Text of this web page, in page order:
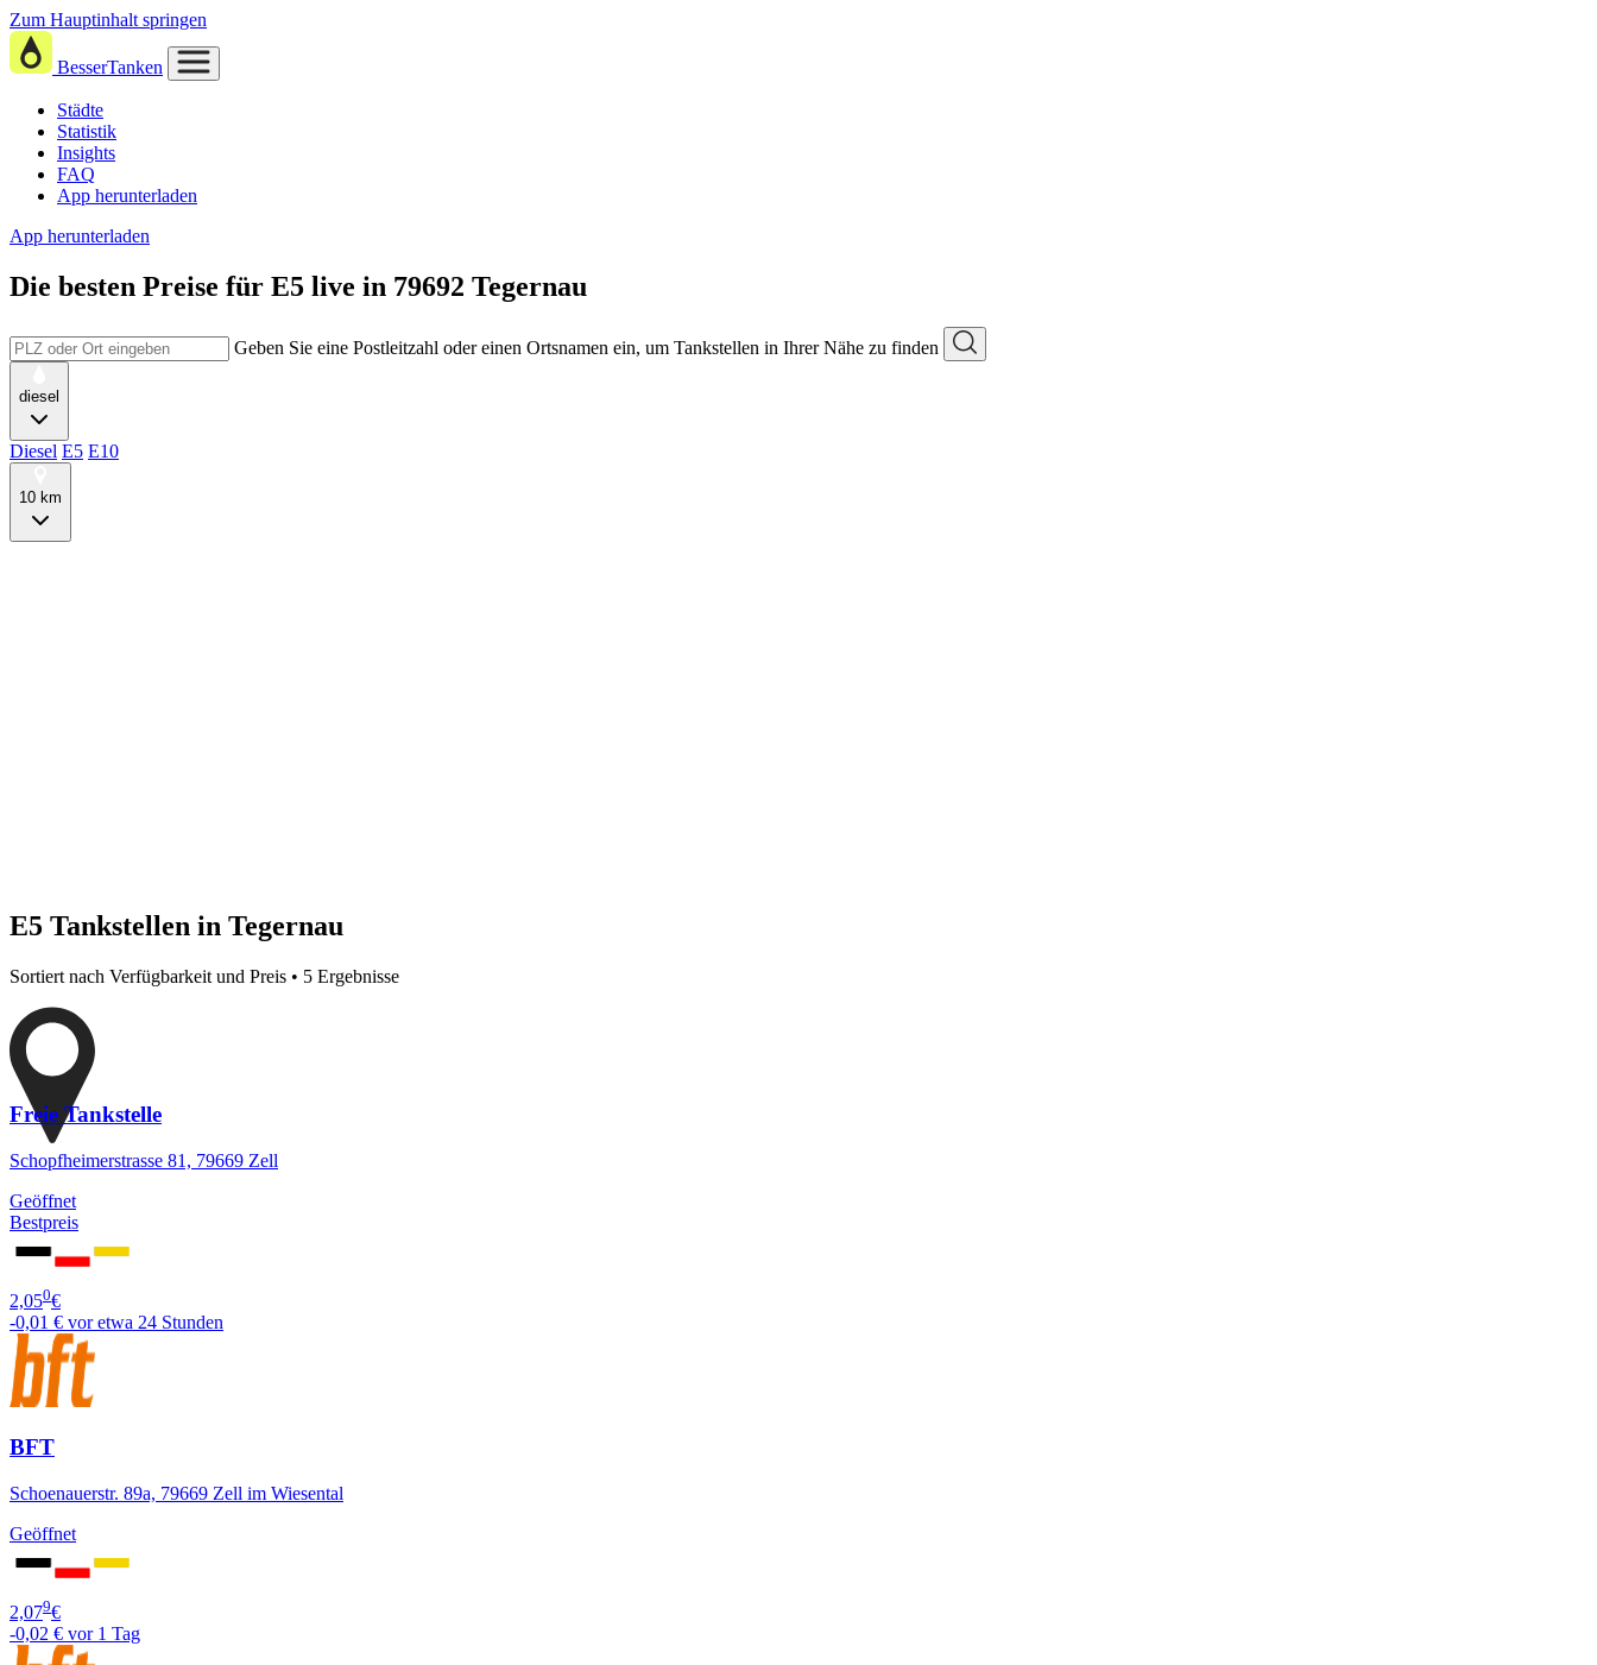
Zum Hauptinhalt springen
BesserTanken
Städte
Statistik
Insights
FAQ
App herunterladen
App herunterladen
Die besten Preise für E5 live in 79692 Tegernau
Geben Sie eine Postleitzahl oder einen Ortsnamen ein, um Tankstellen in Ihrer Nähe zu finden
diesel
Diesel E5 E10
10 km
E5 Tankstellen in Tegernau
Sortiert nach Verfügbarkeit und Preis • 5 Ergebnisse
Freie Tankstelle
Schopfheimerstrasse 81, 79669 Zell
Geöffnet
Bestpreis
2,050€
-0,01 € vor etwa 24 Stunden
BFT
Schoenauerstr. 89a, 79669 Zell im Wiesental
Geöffnet
2,079€
-0,02 € vor 1 Tag